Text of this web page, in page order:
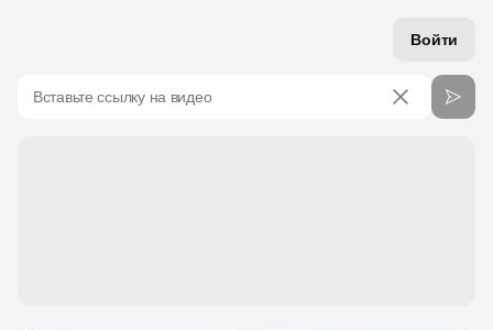
Войти
Вставьте ссылку на видео